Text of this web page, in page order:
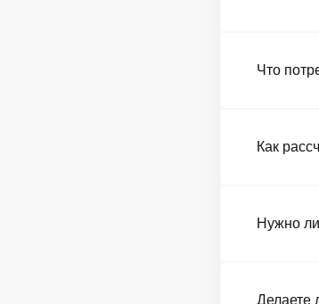
Что
Как
Нужно
Делаете